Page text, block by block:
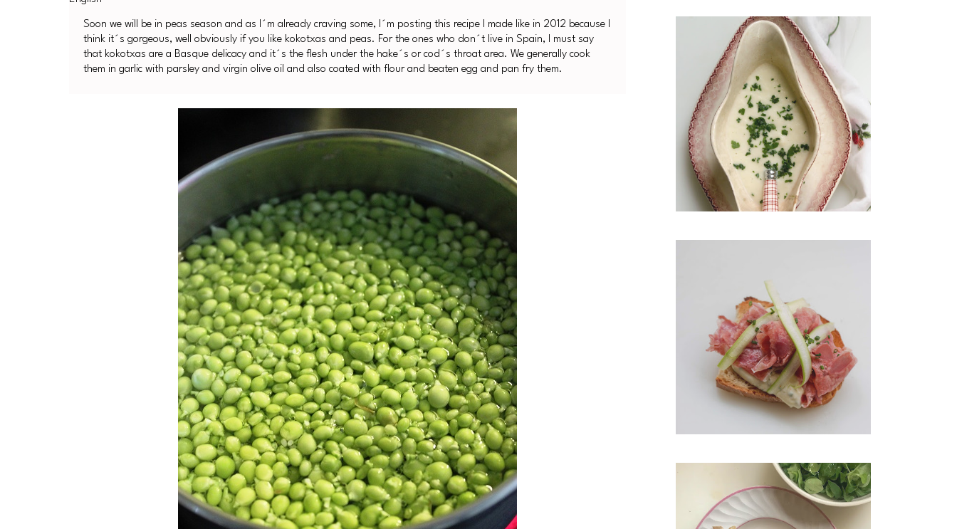
Soon we will be in peas season and as I´m already craving some, I´m posting this recipe I made like in 2012 because I
think it´s gorgeous, well obviously if you like kokotxas and peas. For the ones who don´t live in Spain, I must say
that kokotxas are a Basque delicacy and it´s the flesh under the hake´s or cod´s throat area. We generally cook
them in garlic with parsley and virgin olive oil and also coated with flour and beaten egg and pan fry them.